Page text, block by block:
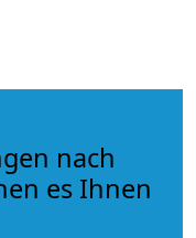
nach
es Ihnen